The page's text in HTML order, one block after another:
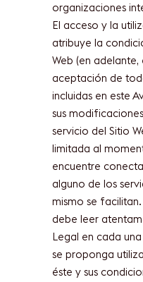
organizaciones
El acceso y la
atribuye la
Web (en adelante,
aceptación de
incluidas en este
sus
servicio del Sitio
limitada al
encuentre
alguno de los
mismo se
debe leer
Legal en cada
se proponga
éste y sus